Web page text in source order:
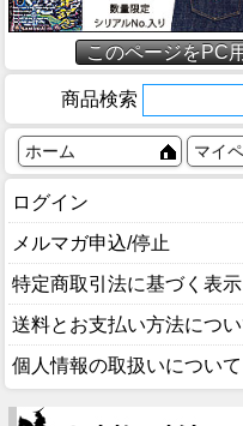
このページをPC
商品検索
ホーム マイ
ログイン
メルマガ申込/停止
特定商取引法に基づく表示
送料とお支払い方法につい
個人情報の取扱いについて